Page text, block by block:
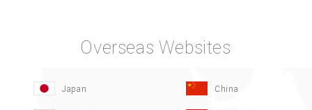
Overseas Websites
Japan China